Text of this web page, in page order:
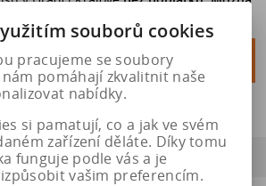

Do košíku
souborů cookies
pracujeme se soubory
pomáhají zkvalitnit naše
nabídky.
si pamatují, co a jak ve svém
zařízení děláte. Díky tomu
funguje podle vás a je
vašim preferencím.